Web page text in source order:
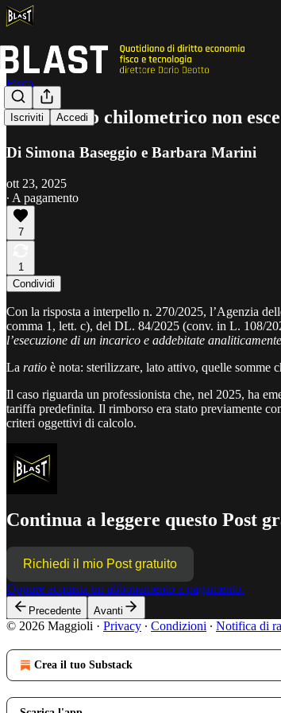
Iscriviti Accedi
Fisco
Il rimborso chilometrico non
Di Simona Baseggio e Barbara Marini
ott 23, 2025
∙ A pagamento
7
1
Condividi
Con la risposta a interpello n. 270/2025, l’Agenzia
comma 1, lett. c), del DL. 84/2025 (conv. in L. 108/
l’esecuzione di un incarico e addebitate
La ratio è nota: sterilizzare, lato attivo, quelle somme
Il caso riguarda un professionista che, nel 2025, ha
tariffa predefinita. Il rimborso era stato previamente
criteri oggettivi di calcolo.
Continua a leggere questo Post
Richiedi il mio Post gratuito
Oppure acquista un abbonamento a pagamento.
Precedente Avanti
© 2026 Maggioli · Privacy ∙ Condizioni ∙ Notifica di
Crea il tuo Substack